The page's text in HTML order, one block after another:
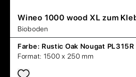
Wineo 1000 wood XL zum
Bioboden
Farbe: Rustic Oak Nougat PL315R
Format: 1500 x 250 mm